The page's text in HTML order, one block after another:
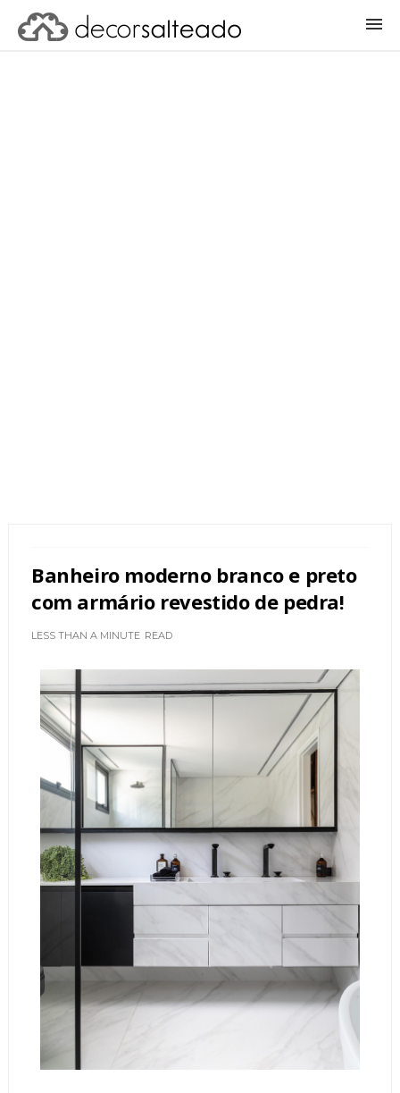
Banheiro moderno branco e preto
com armário revestido de pedra!
LESS THAN A MINUTE READ